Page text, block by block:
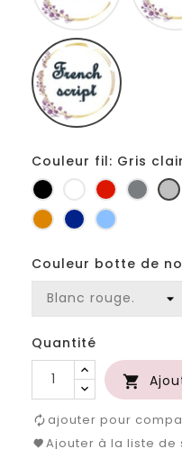
Couleur fil: Gris clair
Noir BlancRougeGris
foncé
OrangeMarineBleu
Couleur botte de
Quantité

ajouter pour
Ajouter à la liste de